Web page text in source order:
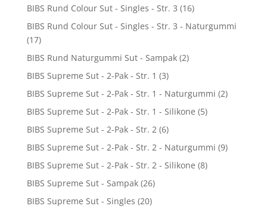
BIBS Rund Colour Sut - Singles - Str. 3 (16)
BIBS Rund Colour Sut - Singles - Str. 3 - Naturgummi
(17)
BIBS Rund Naturgummi Sut - Sampak (2)
BIBS Supreme Sut - 2-Pak - Str. 1 (3)
BIBS Supreme Sut - 2-Pak - Str. 1 - Naturgummi (2)
BIBS Supreme Sut - 2-Pak - Str. 1 - Silikone (5)
BIBS Supreme Sut - 2-Pak - Str. 2 (6)
BIBS Supreme Sut - 2-Pak - Str. 2 - Naturgummi (9)
BIBS Supreme Sut - 2-Pak - Str. 2 - Silikone (8)
BIBS Supreme Sut - Sampak (26)
BIBS Supreme Sut - Singles (20)